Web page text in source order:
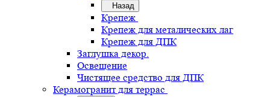
Назад
Крепеж
Крепеж для металических лаг
Крепеж для ДПК
Заглушка декор.
Освещение
Чистящее средство для ДПК
Керамогранит для террас